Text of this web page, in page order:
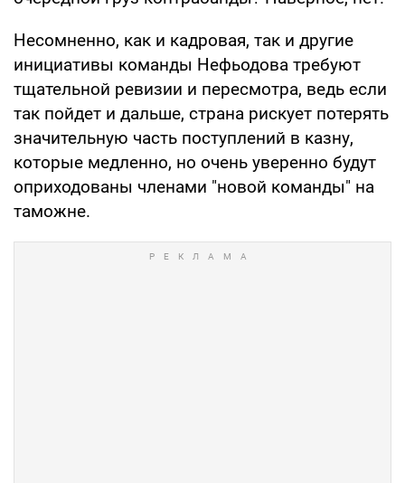
Несомненно, как и кадровая, так и другие
инициативы команды Нефьодова требуют
тщательной ревизии и пересмотра, ведь если
так пойдет и дальше, страна рискует потерять
значительную часть поступлений в казну,
которые медленно, но очень уверенно будут
оприходованы членами "новой команды" на
таможне.